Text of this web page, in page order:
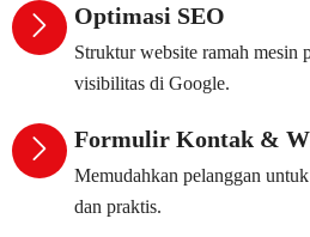
Optimasi SEO
Struktur website ramah mesin
visibilitas di Google.
Formulir Kontak &
Memudahkan pelanggan
dan praktis.